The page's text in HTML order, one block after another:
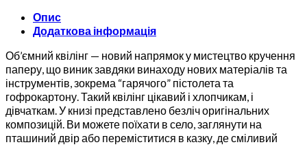
Опис
Додаткова інформація
Об’ємний квілінг — новий напрямок у мистецтво кручення
паперу, що виник завдяки винаходу нових матеріалів та
інструментів, зокрема “гарячого” пістолета та
гофрокартону. Такий квілінг цікавий і хлопчикам, і
дівчаткам. У книзі представлено безліч оригінальних
композицій. Ви можете поїхати в село, заглянути на
пташиний двір або переміститися в казку, де сміливий